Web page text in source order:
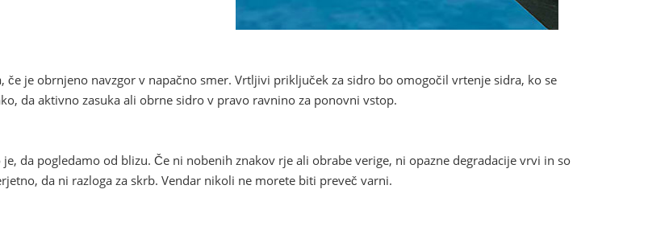
če je obrnjeno navzgor v napačno smer. Vrtljivi priključek za sidro bo omogočil vrtenje sidra, ko se
da aktivno zasuka ali obrne sidro v pravo ravnino za ponovni vstop.
da pogledamo od blizu. Če ni nobenih znakov rje ali obrabe verige, ni opazne degradacije vrvi in ​​so
da ni razloga za skrb. Vendar nikoli ne morete biti preveč varni.